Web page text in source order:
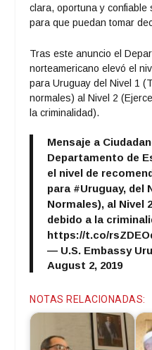
clara, oportuna y
para que puedan tomar
Tras este anuncio el
norteamericano elevó el
para Uruguay del Nivel 1
normales) al Nivel 2
la criminalidad).
Mensaje a
Departamento de
el nivel de
para #Uruguay, del
Normales), al Nivel
debido a la
https://t.co/
— U.S. Embassy
August 2, 2019
NOTAS RELACIONADAS: